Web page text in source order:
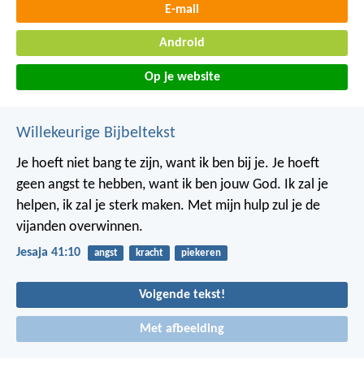
E-mail
Android
Op je website
Willekeurige Bijbeltekst
Je hoeft niet bang te zijn, want ik ben bij je. Je hoeft
geen angst te hebben, want ik ben jouw God. Ik zal je
helpen, ik zal je sterk maken. Met mijn hulp zul je de
vijanden overwinnen.
Jesaja 41:10 angst kracht piekeren
Volgende tekst!
Met afbeelding